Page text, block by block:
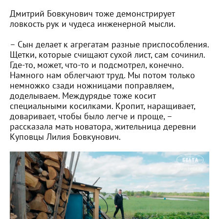
Дмитрий Бовкунович тоже демонстрирует
ловкость рук и чудеса инженерной мысли.
– Сын делает к агрегатам разные приспособления.
Щетки, которые счищают сухой лист, сам сочинил.
Где-то, может, что-то и подсмотрел, конечно.
Намного нам облегчают труд. Мы потом только
немножко сзади ножницами поправляем,
доделываем. Междурядье тоже косит
специальными косилками. Кропит, наращивает,
доваривает, чтобы было легче и проще, –
рассказала мать новатора, жительница деревни
Куповцы Лилия Бовкунович.